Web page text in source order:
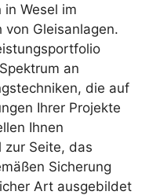
Wesel im
Gleisanlagen.
an
die auf
Ihrer Projekte
Ihnen
zur Seite, das
Sicherung
Art ausgebildet